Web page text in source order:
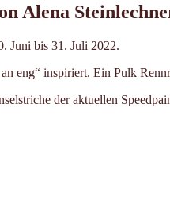
Alena
Juni bis 31. Juli 2022.
eng“ inspiriert. Ein Pulk
der aktuellen